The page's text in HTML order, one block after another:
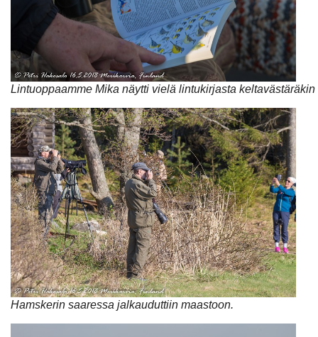
Lintuoppaamme Mika näytti vielä lintukirjasta keltavästäräkin
Hamskerin saaressa jalkauduttiin maastoon.